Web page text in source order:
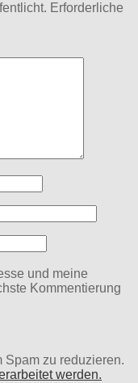
Erforderliche
und meine
Kommentierung
Spam zu reduzieren.
werden.